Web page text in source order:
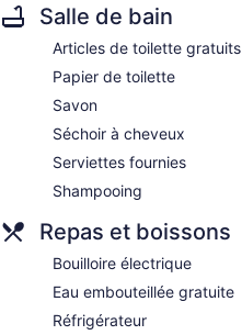
Salle de bain
Articles de toilette gratuits
Papier de toilette
Savon
Séchoir à cheveux
Serviettes fournies
Shampooing
Repas et boissons
Bouilloire électrique
Eau embouteillée gratuite
Réfrigérateur